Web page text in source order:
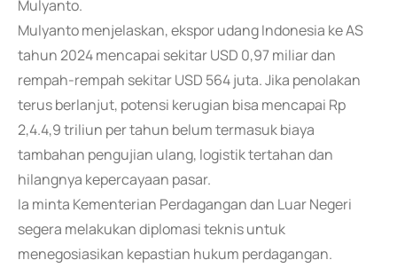
Mulyanto.
Mulyanto menjelaskan, ekspor udang Indonesia ke AS
tahun 2024 mencapai sekitar USD 0,97 miliar dan
rempah-rempah sekitar USD 564 juta. Jika penolakan
terus berlanjut, potensi kerugian bisa mencapai Rp
2,4.4,9 triliun per tahun belum termasuk biaya
tambahan pengujian ulang, logistik tertahan dan
hilangnya kepercayaan pasar.
Ia minta Kementerian Perdagangan dan Luar Negeri
segera melakukan diplomasi teknis untuk
menegosiasikan kepastian hukum perdagangan.